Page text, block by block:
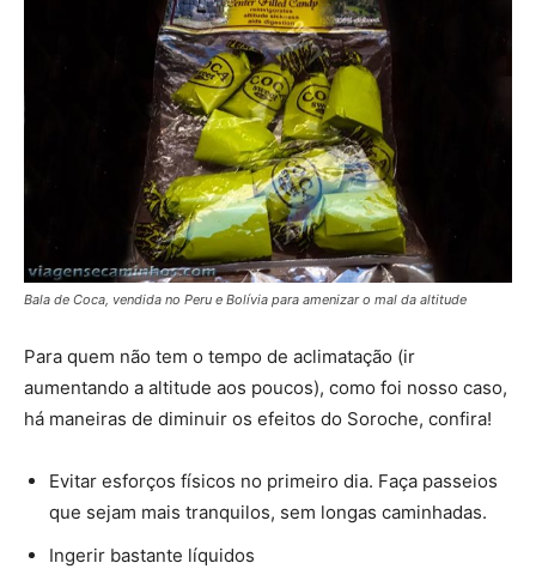
Bala de Coca, vendida no Peru e Bolívia para amenizar o mal da altitude
Para quem não tem o tempo de aclimatação (ir
aumentando a altitude aos poucos), como foi nosso caso,
há maneiras de diminuir os efeitos do Soroche, confira!
Evitar esforços físicos no primeiro dia. Faça passeios
que sejam mais tranquilos, sem longas caminhadas.
Ingerir bastante líquidos